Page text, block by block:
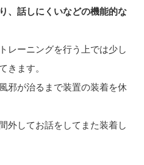
、話しにくいなどの機能的な
レーニングを行う上では少し
きます。
邪が治るまで装置の装着を休
外してお話をしてまた装着し